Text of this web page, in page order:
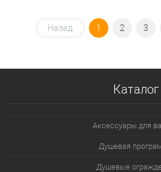
Назад 1 2 3
Каталог
Аксессуары для
Душевая
Душевые